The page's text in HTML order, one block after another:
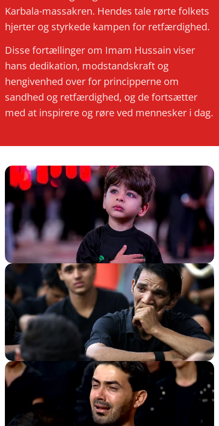
Karbala-massakren. Hendes tale rørte folkets
hjerter og styrkede kampen for retfærdighed.
Disse fortællinger om Imam Hussain viser
hans dedikation, modstandskraft og
hengivenhed over for principperne om
sandhed og retfærdighed, og de fortsætter
med at inspirere og røre ved mennesker i dag.